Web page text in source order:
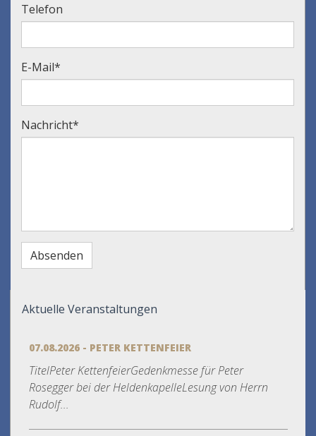
Telefon
E-Mail*
Nachricht*
Aktuelle Veranstaltungen
07.08.2026 - PETER KETTENFEIER
TitelPeter KettenfeierGedenkmesse für Peter
Rosegger bei der HeldenkapelleLesung von Herrn
Rudolf...